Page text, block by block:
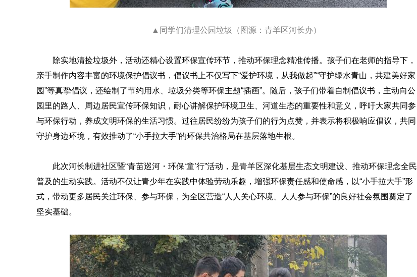
▲同学们清理公园垃圾（图源：青羊区河长办）
除实地清捡垃圾外，活动还精心设置环保宣传环节，推动环保理念精准传播。孩子们在老师的指导下，
亲手制作内容丰富的环境保护倡议书，倡议书上不仅写下“爱护环境，从我做起”“守护绿水青山，共建美好家
园”等真挚倡议，还绘制了节约用水、垃圾分类等环保主题“插画”。随后，孩子们带着自制倡议书，主动向公
园里的路人、周边居民宣传环保知识，耐心讲解保护环境卫生、河道生态的重要性和意义，呼吁大家共同参
与环保行动，养成文明环保的生活习惯。过往居民纷纷为孩子们的行为点赞，并表示将积极响应倡议，共同
守护身边环境，有效推动了“小手拉大手”的环保共治格局在基层落地生根。
此次河长制进社区暨“青苗巡河・环保‘童’行”活动，是青羊区深化基层生态文明建设、推动环保理念全民
普及的生动实践。活动不仅让青少年在实践中体验劳动乐趣，增强环保责任感和使命感，以“小手拉大手”形
式，带动更多居民关注环保、参与环保，为全区营造“人人关心环境、人人参与环保”的良好社会氛围奠定了
坚实基础。